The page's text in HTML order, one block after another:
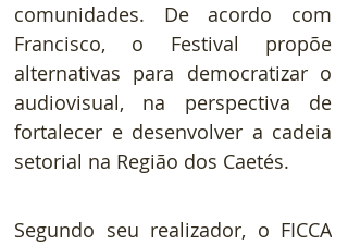
comunidades. De acordo com
Francisco, o Festival propõe
alternativas para democratizar o
audiovisual, na perspectiva de
fortalecer e desenvolver a cadeia
setorial na Região dos Caetés.
Segundo seu realizador, o FICCA